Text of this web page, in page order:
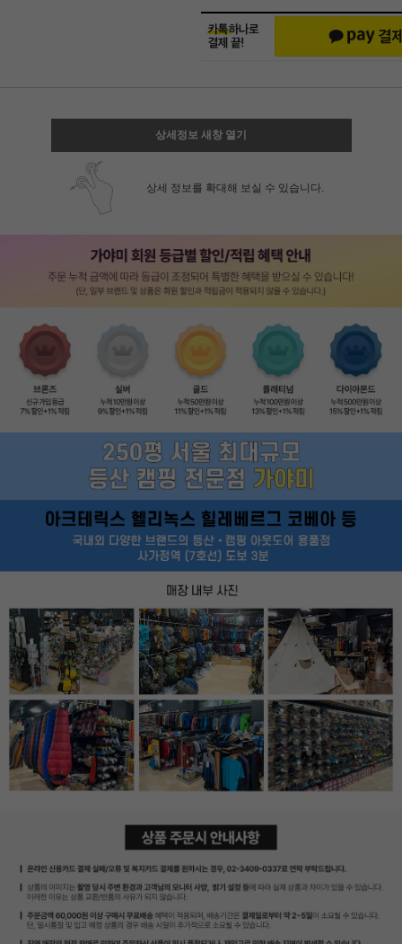
상세정보 새창 열기
상세 정보를 확대해 보실 수 있습니다.